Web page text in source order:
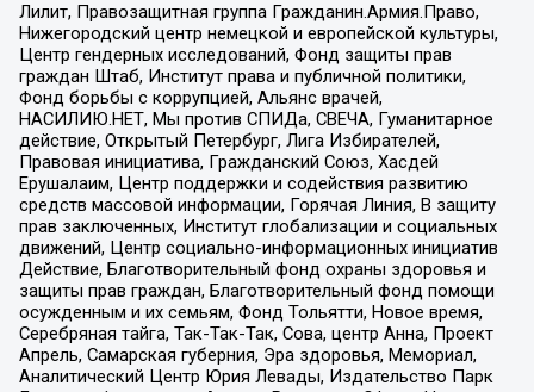
Лилит, Правозащитная группа Гражданин.Армия.Право,
Нижегородский центр немецкой и европейской культуры,
Центр гендерных исследований, Фонд защиты прав
граждан Штаб, Институт права и публичной политики,
Фонд борьбы с коррупцией, Альянс врачей,
НАСИЛИЮ.НЕТ, Мы против СПИДа, СВЕЧА, Гуманитарное
действие, Открытый Петербург, Лига Избирателей,
Правовая инициатива, Гражданский Союз, Хасдей
Ерушалаим, Центр поддержки и содействия развитию
средств массовой информации, Горячая Линия, В защиту
прав заключенных, Институт глобализации и социальных
движений, Центр социально-информационных инициатив
Действие, Благотворительный фонд охраны здоровья и
защиты прав граждан, Благотворительный фонд помощи
осужденным и их семьям, Фонд Тольятти, Новое время,
Серебряная тайга, Так-Так-Так, Сова, центр Анна, Проект
Апрель, Самарская губерния, Эра здоровья, Мемориал,
Аналитический Центр Юрия Левады, Издательство Парк